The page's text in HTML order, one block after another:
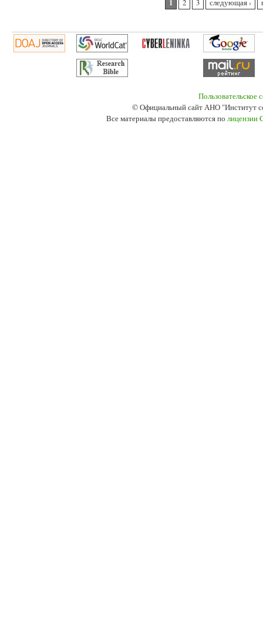
1 2 3 следующая ›
Пользовательское
© Официальный сайт АНО "Институт
Все материалы предоставляются по лицензии